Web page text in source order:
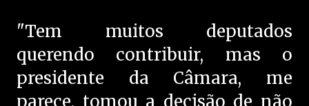
"Tem muitos deputados
querendo contribuir, mas o
presidente da Câmara, me
parece, tomou a decisão de não